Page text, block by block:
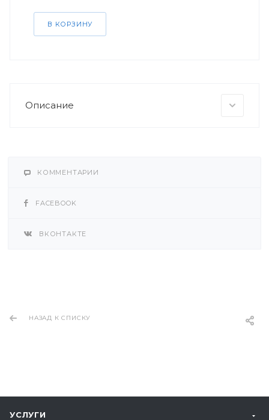
В КОРЗИНУ
Описание
КОММЕНТАРИИ
FACEBOOK
ВКОНТАКТЕ
НАЗАД К СПИСКУ
УСЛУГИ